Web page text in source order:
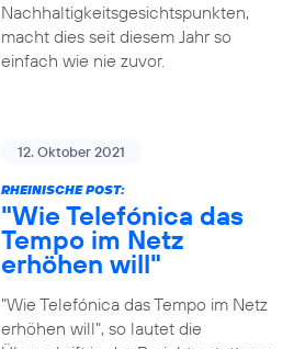
Nachhaltigkeitsgesichtspunkten,
macht dies seit diesem Jahr so
einfach wie nie zuvor.
12. Oktober 2021
RHEINISCHE POST:
"Wie Telefónica das
Tempo im Netz
erhöhen will"
"Wie Telefónica das Tempo im Netz
erhöhen will", so lautet die